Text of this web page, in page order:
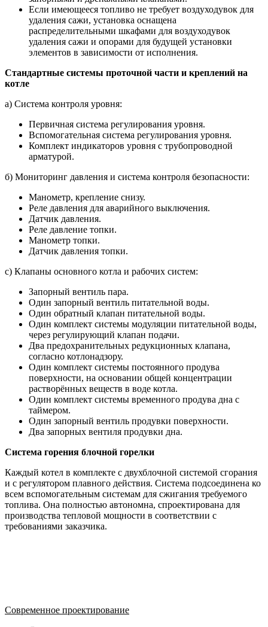
Если имеющееся топливо не требует воздуходувок для
удаления сажи, установка оснащена
распределительными шкафами для воздуходувок
удаления сажи и опорами для будущей установки
элементов в зависимости от исполнения.
Стандартные системы проточной части и креплений на
котле
а) Система контроля уровня:
Первичная система регулирования уровня.
Вспомогательная система регулирования уровня.
Комплект индикаторов уровня с трубопроводной
арматурой.
б) Мониторинг давления и система контроля безопасности:
Манометр, крепление снизу.
Реле давления для аварийного выключения.
Датчик давления.
Реле давление топки.
Манометр топки.
Датчик давления топки.
с) Клапаны основного котла и рабочих систем:
Запорный вентиль пара.
Один запорный вентиль питательной воды.
Один обратный клапан питательной воды.
Один комплект системы модуляции питательной воды,
через регулирующий клапан подачи.
Два предохранительных редукционных клапана,
согласно котлонадзору.
Один комплект системы постоянного продува
поверхности, на основании общей концентрации
растворённых веществ в воде котла.
Один комплект системы временного продува дна с
таймером.
Один запорный вентиль продувки поверхности.
Два запорных вентиля продувки дна.
Система горения блочной горелки
Каждый котел в комплекте с двухблочной системой сгорания
и с регулятором плавного действия. Система подсоединена ко
всем вспомогательным системам для сжигания требуемого
топлива. Она полностью автономна, спроектирована для
производства тепловой мощности в соответствии с
требованиями заказчика.
Современное проектирование